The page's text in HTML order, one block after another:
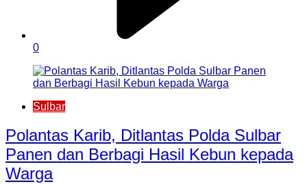
0
Sulbar
Polantas Karib, Ditlantas Polda Sulbar
Panen dan Berbagi Hasil Kebun kepada
Warga